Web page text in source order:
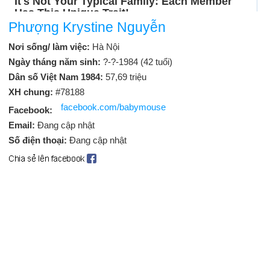
Phượng Krystine Nguyễn
Nơi sống/ làm việc: Hà Nội
Ngày tháng năm sinh: ?-?-1984 (42 tuổi)
Dân số Việt Nam 1984: 57,69 triệu
XH chung: #78188
Facebook:
facebook.com/babymouse
Email: Đang cập nhật
Số điện thoại: Đang cập nhật